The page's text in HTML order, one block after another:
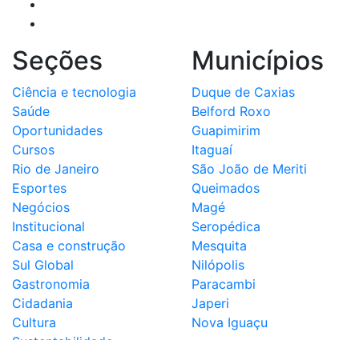
Seções
Ciência e tecnologia
Saúde
Oportunidades
Cursos
Rio de Janeiro
Esportes
Negócios
Institucional
Casa e construção
Sul Global
Gastronomia
Cidadania
Cultura
Municípios
Duque de Caxias
Belford Roxo
Guapimirim
Itaguaí
São João de Meriti
Queimados
Magé
Seropédica
Mesquita
Nilópolis
Paracambi
Japeri
Nova Iguaçu